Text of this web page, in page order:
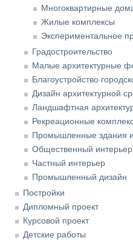
Многоквартирные
Жилые комплексы
Экспериментальное
Градостроительство
Малые архитектурные
Благоустройство
Дизайн архитектурной
Ландшафтная
Рекреационные
Промышленные здания
Общественный интерьер
Частный интерьер
Промышленный дизайн
Постройки
Дипломный проект
Курсовой проект
Детские работы